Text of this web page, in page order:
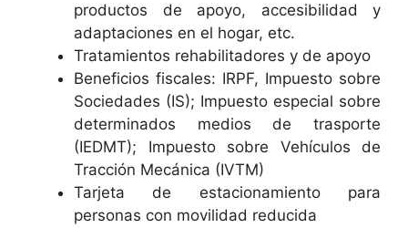
productos de apoyo, accesibilidad y
adaptaciones en el hogar, etc.
Tratamientos rehabilitadores y de apoyo
Beneficios fiscales: IRPF, Impuesto sobre
Sociedades (IS); Impuesto especial sobre
determinados medios de trasporte
(IEDMT); Impuesto sobre Vehículos de
Tracción Mecánica (IVTM)
Tarjeta de estacionamiento para
personas con movilidad reducida